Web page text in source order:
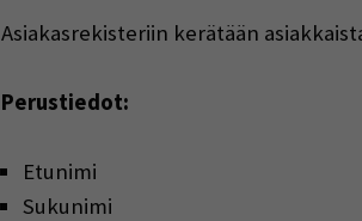
Asiakasrekisteriin kerätään
Perustiedot:
Etunimi
Sukunimi